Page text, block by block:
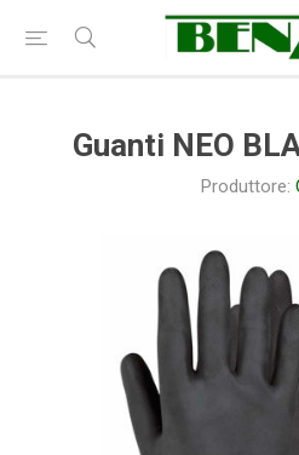
Guanti NEO
Produttore: